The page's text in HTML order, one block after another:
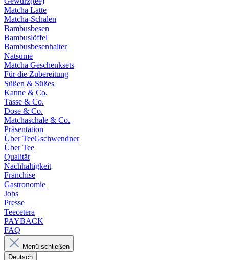
Matcha Latte
Matcha-Schalen
Bambusbesen
Bambuslöffel
Bambusbesenhalter
Natsume
Matcha Geschenksets
Für die Zubereitung
Süßen & Süßes
Kanne & Co.
Tasse & Co.
Dose & Co.
Matchaschale & Co.
Präsentation
Über TeeGschwendner
Über Tee
Qualität
Nachhaltigkeit
Franchise
Gastronomie
Jobs
Presse
Teecetera
PAYBACK
FAQ
Menü schließen
Deutsch